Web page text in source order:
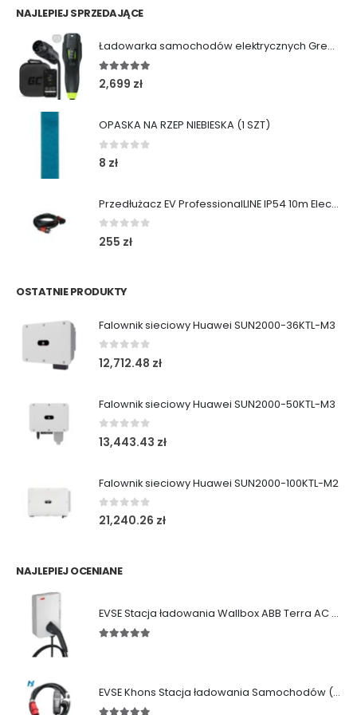
NAJLEPIEJ SPRZEDAJĄCE
Ładowarka samochodów elektrycznych Green Cell Habu (11kW | Type 2 | 7m)
5.00out of 5
2,699 zł
OPASKA NA RZEP NIEBIESKA (1 SZT)
0 out of 5
8 zł
Przedłużacz EV ProfessionalLINE IP54 10m ElectricMobility
0 out of 5
255 zł
OSTATNIE PRODUKTY
Falownik sieciowy Huawei SUN2000-36KTL-M3
0out of 5
12,712.48 zł
Falownik sieciowy Huawei SUN2000-50KTL-M3
0out of 5
13,443.43 zł
Falownik sieciowy Huawei SUN2000-100KTL-M2
0out of 5
21,240.26 zł
NAJLEPIEJ OCENIANE
EVSE Stacja ładowania Wallbox ABB Terra AC (11/22 kW|Gniazdo|Kabel)
EVSE Khons Stacja ładowania Samochodów (11kW|Typ2|RCD B)